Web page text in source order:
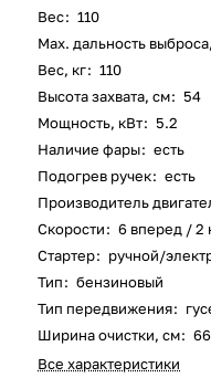
Вес: 110
Max. дальность
Вес, кг: 110
Высота захвата, см: 54
Мощность, кВт: 5.2
Наличие фары: есть
Подогрев ручек: есть
Производитель
Скорости: 6 вперед / 2
Стартер: ручной/
Тип: бензиновый
Тип передвижения:
Ширина очистки, см: 66
Все характеристики
товарвыбранный
75% будут
картыпо25%каждые 2
об оплате Плайтом